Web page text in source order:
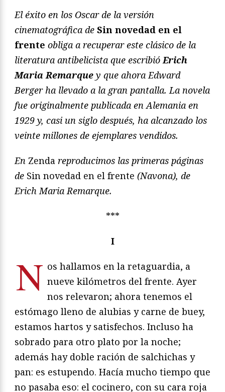
El éxito en los Oscar de la versión
cinematográfica de Sin novedad en el
frente obliga a recuperar este clásico de la
literatura antibelicista que escribióErich
Maria Remarque y que ahora Edward
Berger ha llevado a la gran pantalla. La novela
fue originalmente publicada en Alemania en
1929 y, casi un siglo después, ha alcanzado los
veinte millones de ejemplares vendidos.
En Zenda reproducimos las primeras páginas
de Sin novedad en el frente (Navona), de
Erich Maria Remarque.
***
I
N os hallamos en la retaguardia, a
nueve kilómetros del frente. Ayer
nos relevaron; ahora tenemos el
estómago lleno de alubias y carne de buey,
estamos hartos y satisfechos. Incluso ha
sobrado para otro plato por la noche;
además hay doble ración de salchichas y
pan: es estupendo. Hacía mucho tiempo que
no pasaba eso: el cocinero, con su cara roja